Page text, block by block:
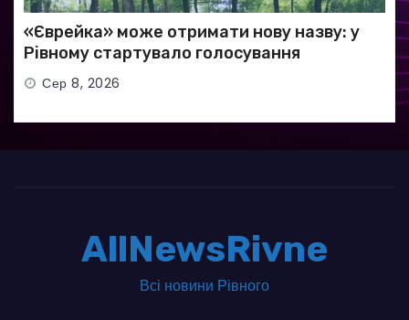
«Єврейка» може отримати нову назву: у
Рівному стартувало голосування
Сер 8, 2026
AllNewsRivne
Всі новини Рівного